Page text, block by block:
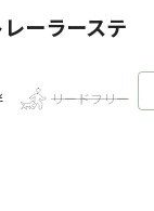
ーラーステ
リードフリー